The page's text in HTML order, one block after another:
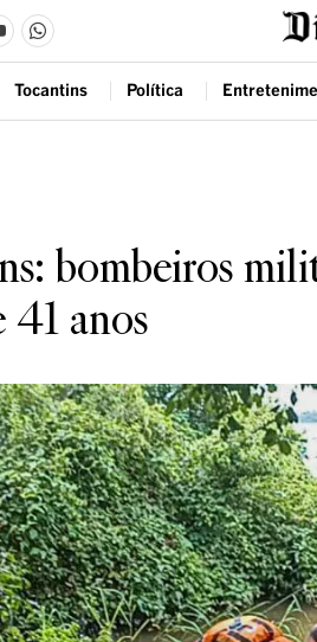
Tocantins Política
bombeiros
anos